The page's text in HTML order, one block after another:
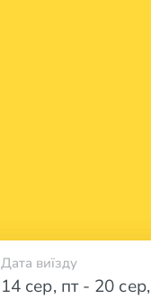
Дата виїзду
14 сер, пт- 20 сер,